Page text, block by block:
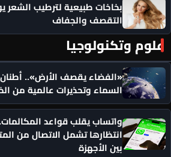
بخاخات طبيعية لترطيب الشعر
التقصف والجفاف
علوم وتكنولوجيا
«الفضاء يقصف الأرض»..
السماء وتحذيرات عالمية من
انتظارها تشمل الاتصال من
بين الأجهزة